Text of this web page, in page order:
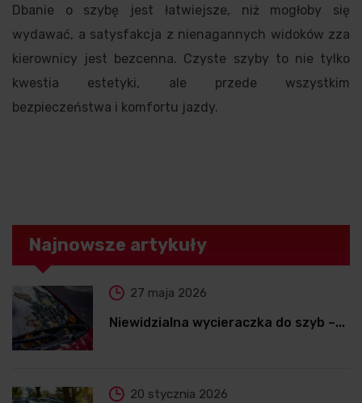
Dbanie o szybę jest łatwiejsze, niż mogłoby się
wydawać, a satysfakcja z nienagannych widoków zza
kierownicy jest bezcenna. Czyste szyby to nie tylko
kwestia estetyki, ale przede wszystkim
bezpieczeństwa i komfortu jazdy.
Najnowsze artykuły
27 maja 2026
Niewidzialna wycieraczka do szyb –...
20 stycznia 2026